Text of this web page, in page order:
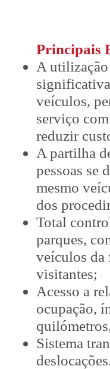
Principais
A
veículos,
serviço
reduzir
A partilha
pessoas se
mesmo
dos
Total
parques,
veículos da
visitantes;
Acesso a
ocupação,
Sistema